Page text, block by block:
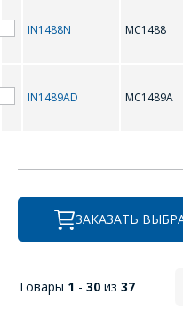
IN1488N MC1488
IN1489AD MC1489A
ЗАКАЗАТЬ
Товары 1 - 30 из 37